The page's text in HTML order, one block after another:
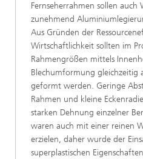
Fernseherrahmen sollen auch
zunehmend
Aus Gründen der
Wirtschaftlichkeit sollten im
Rahmengrößen mittels
Blechumformung gleichzeitig
geformt werden. Geringe
Rahmen und kleine
starken Dehnung einzelner
waren auch mit einer reinen
erzielen, daher wurde der
superplastischen